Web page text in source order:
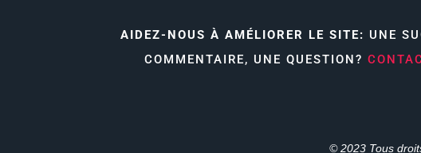
AIDEZ-NOUS À AMÉLIORER LE SITE: UNE
COMMENTAIRE, UNE QUESTION?
© 2023 Tous